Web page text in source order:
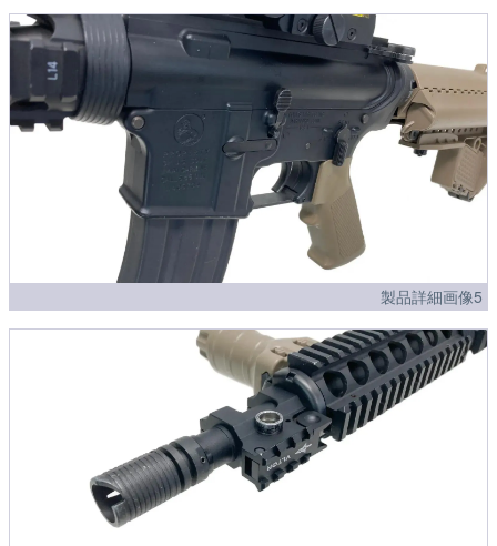
製品詳細画像5